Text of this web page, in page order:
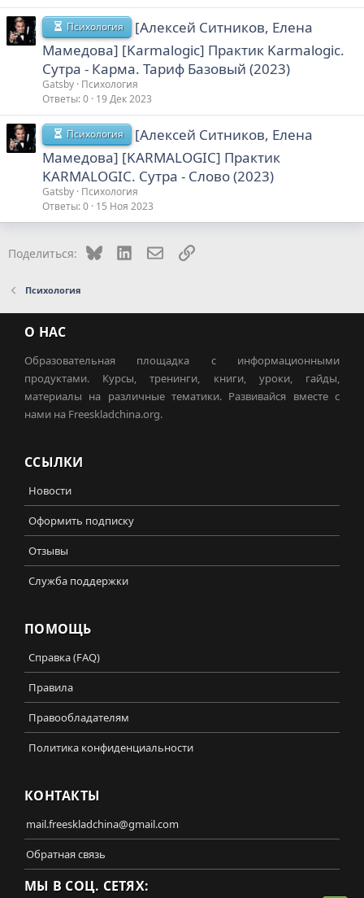
Психология
[Алексей Ситников, Елена
Мамедова] [Karmalogic] Практик Karmalogic.
Сутра - Карма. Тариф Базовый (2023)
Gatsby Психология
Ответы 0 19 Дек 2023
Психология
[Алексей Ситников, Елена
Мамедова] [KARMALOGIC] Практик
KARMALOGIC. Сутра - Слово (2023)
Gatsby Психология
Ответы 0 15 Ноя 2023
Поделиться: Bluesky LinkedInЭлектронная почта
Ссылка
Психология
О НАС
Образовательная площадка с информационными
продуктами. Курсы, тренинги, книги, уроки, гайды,
материалы на различные тематики. Развивайся вместе с
нами на Freeskladchina.org.
ССЫЛКИ
Новости
Оформить подписку
Отзывы
Служба поддержки
ПОМОЩЬ
Справка (FAQ)
Правила
Правообладателям
Политика конфиденциальности
КОНТАКТЫ
mail.freeskladchina@gmail.com
Обратная связь
МЫ В СОЦ. СЕТЯХ: